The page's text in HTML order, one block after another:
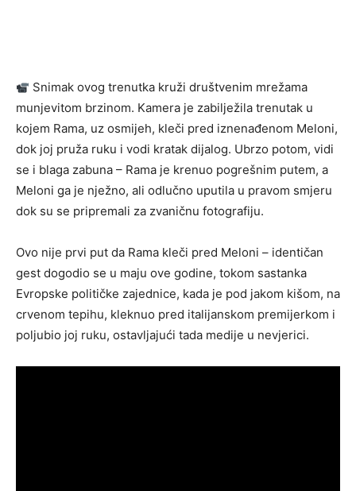
Snimak ovog trenutka kruži društvenim mrežama
munjevitom brzinom. Kamera je zabilježila trenutak u
kojem Rama, uz osmijeh, kleči pred iznenađenom Meloni,
dok joj pruža ruku i vodi kratak dijalog. Ubrzo potom, vidi
se i blaga zabuna – Rama je krenuo pogrešnim putem, a
Meloni ga je nježno, ali odlučno uputila u pravom smjeru
dok su se pripremali za zvaničnu fotografiju.
Ovo nije prvi put da Rama kleči pred Meloni – identičan
gest dogodio se u maju ove godine, tokom sastanka
Evropske političke zajednice, kada je pod jakom kišom, na
crvenom tepihu, kleknuo pred italijanskom premijerkom i
poljubio joj ruku, ostavljajući tada medije u nevjerici.